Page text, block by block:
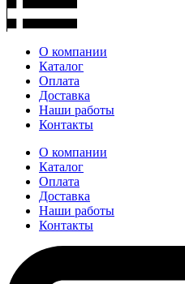
О компании
Каталог
Оплата
Доставка
Наши работы
Контакты
О компании
Каталог
Оплата
Доставка
Наши работы
Контакты